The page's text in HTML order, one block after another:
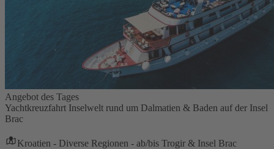
Angebot des Tages
Yachtkreuzfahrt Inselwelt rund um Dalmatien & Baden auf der Insel
Brac
Kroatien - Diverse Regionen - ab/bis Trogir & Insel Brac